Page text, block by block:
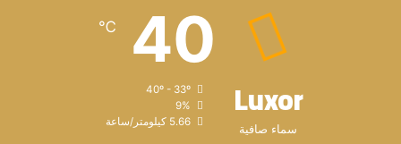
Luxor
سماء صافية
40
℃
40º - 33º
9%
5.66 كيلومتر/ساعة